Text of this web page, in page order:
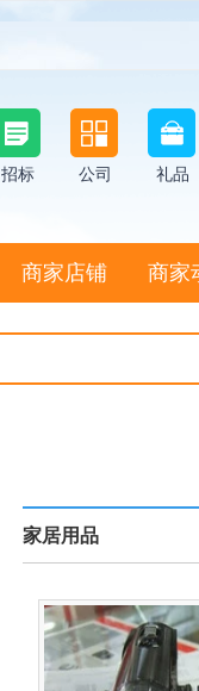
招标 公司 礼品
商家店铺 商家
家居用品